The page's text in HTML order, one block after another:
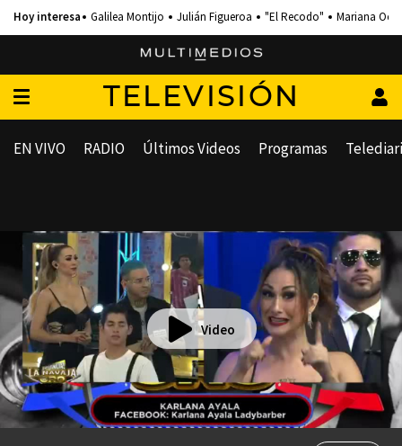
Galilea Montijo Julián Figueroa "El Recodo" Mariana
TELEVISIÓN
EN VIVO RADIO Últimos Videos Programas
Video